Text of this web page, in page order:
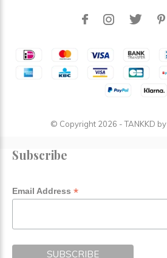
© Copyright 2026 - TANKKD by
Subscribe
Email Address *